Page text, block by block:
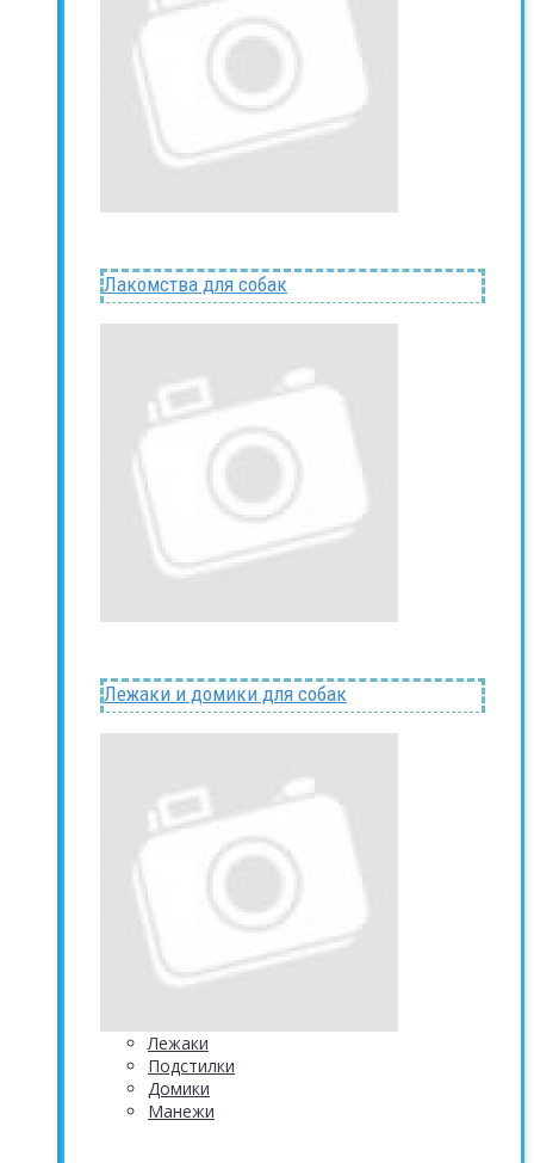
Лакомства для собак
Лежаки и домики для собак
Лежаки
Подстилки
Домики
Манежи